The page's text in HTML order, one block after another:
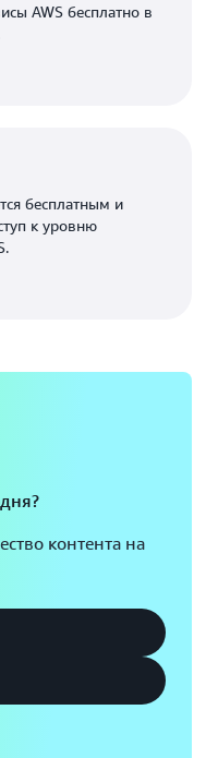
AWS бесплатно в
бесплатным и
к уровню
контента на